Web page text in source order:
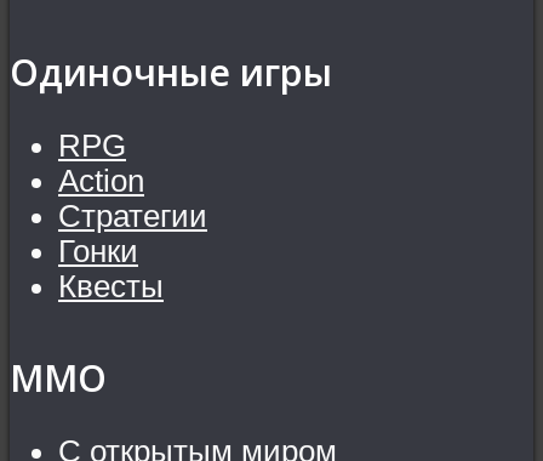
Одиночные игры
RPG
Action
Стратегии
Гонки
Квесты
MMO
С открытым миром